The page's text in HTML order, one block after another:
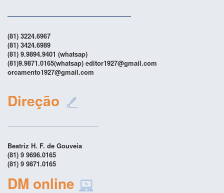
(81) 3224.6967
(81) 3424.6989
(81) 9.9894.9401 (whatsap)
(81)9.9871.0165(whatsap) editor1927@gmail.com
orcamento1927@gmail.com
Direção
Beatriz H. F. de Gouveia
(81) 9 9696.0165
(81) 9 9871.0165
DM online